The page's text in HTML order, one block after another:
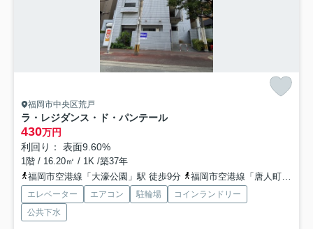
福岡市中央区荒戸
ラ・レジダンス・ド・パンテール
430万円
利回り： 表面9.60%
1階 / 16.20㎡ / 1K /築37年
福岡市空港線「大濠公園」駅 徒歩9分
福岡市空港線「唐人町」駅 徒歩13分
エレベーター エアコン 駐輪場
コインランドリー
公共下水